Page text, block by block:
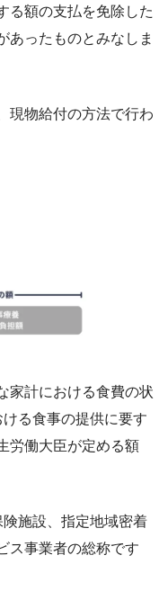
当規則（船保、国
る部分に限る。船
定及び指定の取消
取消し
る額の支払を免除した
あったものとみなしま
現物給付の方法で行わ
家計における食費の状
る食事の提供に要す
労働大臣が定める額
施設、指定地域密着
ス事業者の総称です